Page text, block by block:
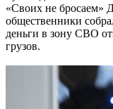
«Своих не бросаем»
общественники
деньги в зону СВО
грузов.